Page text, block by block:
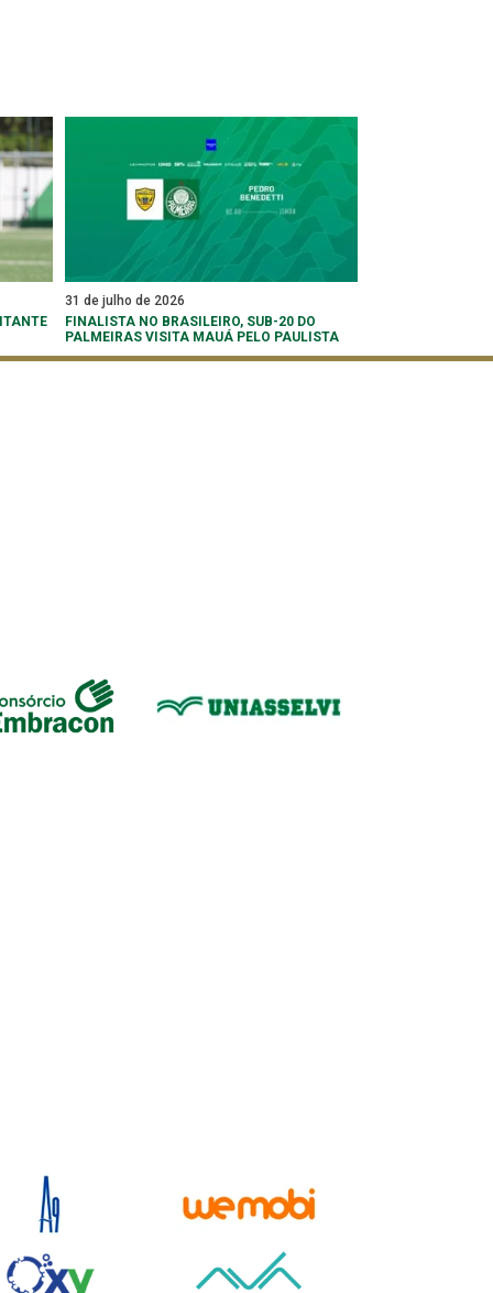
31 de julho de 2026
FINALISTA NO BRASILEIRO, SUB-20 DO
PALMEIRAS VISITA MAUÁ PELO PAULISTA